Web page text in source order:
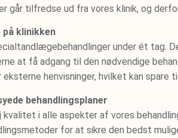
går tilfredse ud fra vores klinik, og
klinikken
under ét tag.
at få adgang til den nødvendige
henvisninger, hvilket kan spare
behandlingsplaner
kvalitet i alle aspekter af vores
for at sikre den bedst